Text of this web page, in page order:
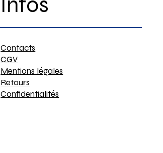
Contacts
CGV
Mentions légales
Retours
Confidentialités